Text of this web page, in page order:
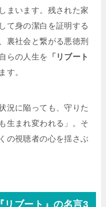
まいます。残された家
て身の潔白を証明する
裏社会と繋がる悪徳刑
らの人生を 「リブート
す。
況に陥っても、守りた
生まれ変われる」。そ
の視聴者の心を揺さぶ
リブート』の名言3